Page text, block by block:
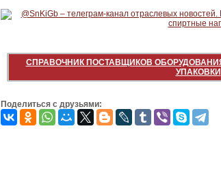
СПРАВОЧНИК ПОСТАВЩИКОВ
УПАКОВКИ
Поделиться с друзьями: